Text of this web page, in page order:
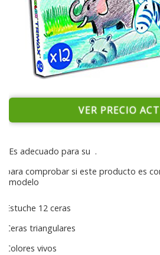
VER PRECIO
Es adecuado para su .
para comprobar si este producto es
modelo
Estuche 12 ceras
Ceras triangulares
Colores vivos